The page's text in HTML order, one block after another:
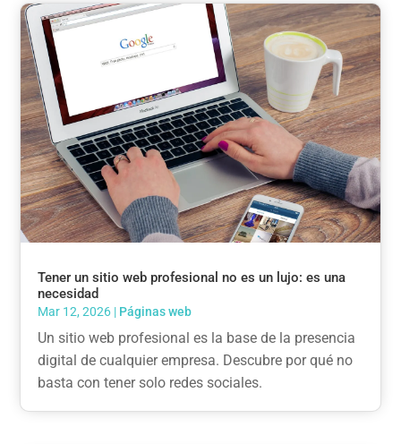
Tener un sitio web profesional no es un lujo: es una
necesidad
Mar 12, 2026 | Páginas web
Un sitio web profesional es la base de la presencia
digital de cualquier empresa. Descubre por qué no
basta con tener solo redes sociales.